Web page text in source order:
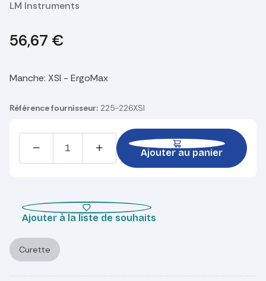
LM Instruments
56,67 €
Manche: XSI - ErgoMax
Référence fournisseur: 225-226XSI
Ajouter au panier
Ajouter à la liste de souhaits
Curette